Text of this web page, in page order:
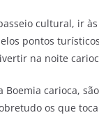
cultural, ir
pontos
na noite
Boemia carioca,
os que